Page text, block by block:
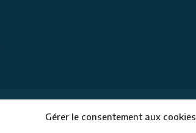
Gérer le consentement aux cookies